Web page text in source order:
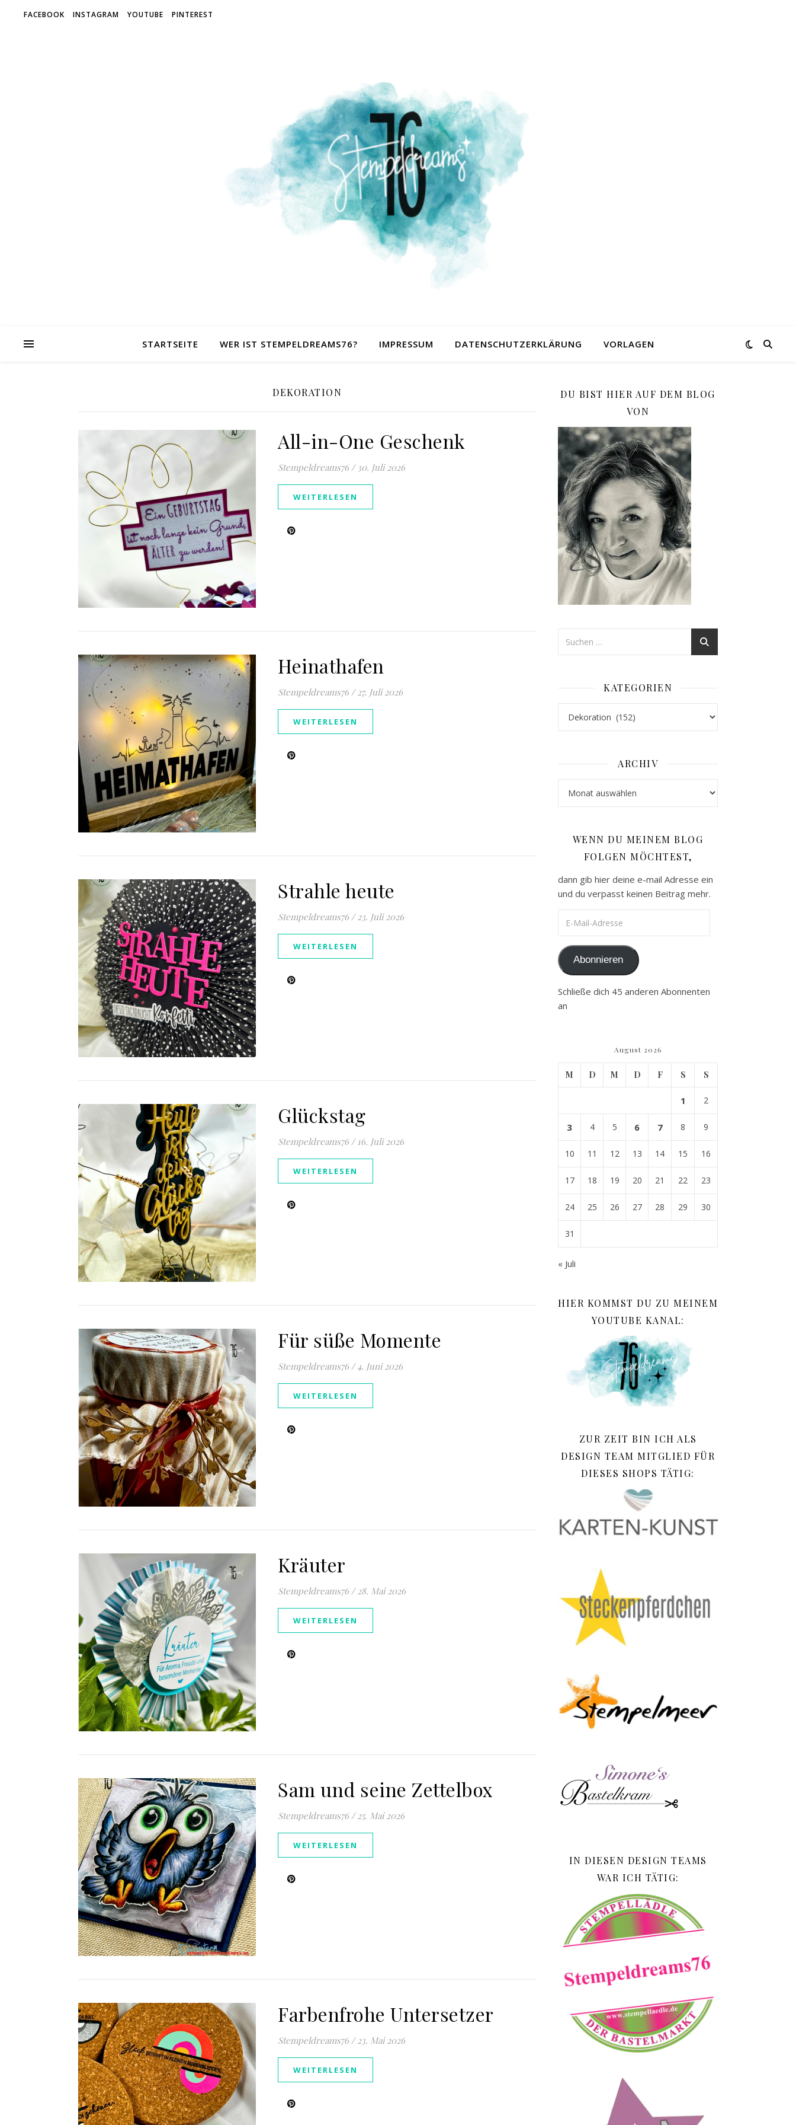
FACEBOOK INSTAGRAM YOUTUBE PINTEREST
STARTSEITE WER IST STEMPELDREAMS76? IMPRESSUM DATENSCHUTZERKLÄRUNG VORLAGEN
DEKORATION
All-in-One Geschenk
Stempeldreams76 / 30. Juli 2026
WEITERLESEN
Heinathafen
Stempeldreams76 / 27. Juli 2026
WEITERLESEN
Strahle heute
Stempeldreams76 / 23. Juli 2026
WEITERLESEN
Glückstag
Stempeldreams76 / 16. Juli 2026
WEITERLESEN
Für süße Momente
Stempeldreams76 / 4. Juni 2026
WEITERLESEN
Kräuter
Stempeldreams76 / 28. Mai 2026
WEITERLESEN
Sam und seine Zettelbox
Stempeldreams76 / 25. Mai 2026
WEITERLESEN
Farbenfrohe Untersetzer
Stempeldreams76 / 23. Mai 2026
WEITERLESEN
DU BIST HIER AUF DEM BLOG
VON
KATEGORIEN
ARCHIV
WENN DU MEINEM BLOG
FOLGEN MÖCHTEST,
dann gib hier deine e-mail Adresse ein
und du verpasst keinen Beitrag mehr.
Abonnieren
Schließe dich 45 anderen Abonnenten
an
August 2026
M D M D F S S
1 2
3 4 5 6 7 8 9
10 11 12 13 14 15 16
17 18 19 20 21 22 23
24 25 26 27 28 29 30
31
« Juli
HIER KOMMST DU ZU MEINEM
YOUTUBE KANAL:
ZUR ZEIT BIN ICH ALS
DESIGN TEAM MITGLIED FÜR
DIESES SHOPS TÄTIG:
IN DIESEN DESIGN TEAMS
WAR ICH TÄTIG: